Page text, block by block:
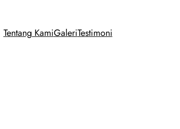
Tentang KamiGaleriTestimoni